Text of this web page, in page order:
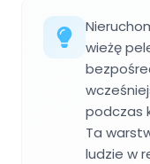
wieżę
podczas
Ta
ludzie w